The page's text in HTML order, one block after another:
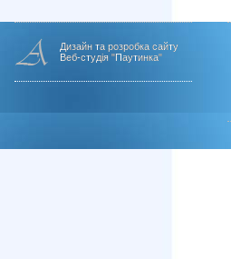
Дизайн та розробка сайту
Веб-студія "Паутинка"